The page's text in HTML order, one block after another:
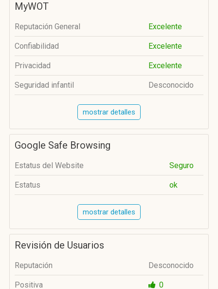
MyWOT
Reputación General Excelente
Confiabilidad Excelente
Privacidad Excelente
Seguridad infantil Desconocido
mostrar detalles
Google Safe Browsing
Estatus del Website Seguro
Estatus ok
mostrar detalles
Revisión de Usuarios
Reputación Desconocido
Positiva 0